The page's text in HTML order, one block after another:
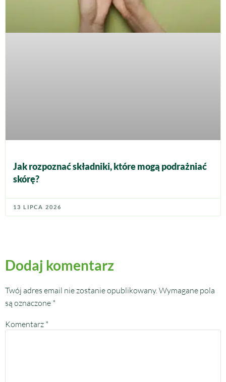
Jak rozpoznać składniki, które mogą podrażniać
skórę?
13 LIPCA 2026
Dodaj komentarz
Twój adres email nie zostanie opublikowany.Wymagane pola
są oznaczone *
Komentarz *